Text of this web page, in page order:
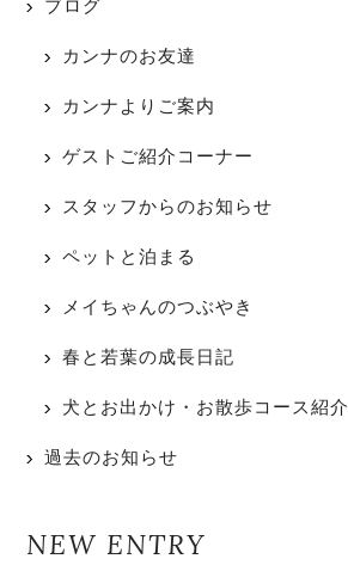
ブログ
カンナのお友達
カンナよりご案内
ゲストご紹介コーナー
スタッフからのお知らせ
ペットと泊まる
メイちゃんのつぶやき
春と若葉の成長日記
犬とお出かけ・お散歩コース紹介
過去のお知らせ
NEW ENTRY